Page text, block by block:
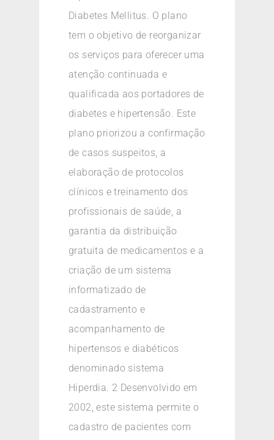
Diabetes Mellitus. O plano
tem o objetivo de reorganizar
os serviços para oferecer uma
atenção continuada e
qualificada aos portadores de
diabetes e hipertensão. Este
plano priorizou a confirmação
de casos suspeitos, a
elaboração de protocolos
clínicos e treinamento dos
profissionais de saúde, a
garantia da distribuição
gratuita de medicamentos e a
criação de um sistema
informatizado de
cadastramento e
acompanhamento de
hipertensos e diabéticos
denominado sistema
Hiperdia. 2 Desenvolvido em
2002, este sistema permite o
cadastro de pacientes com